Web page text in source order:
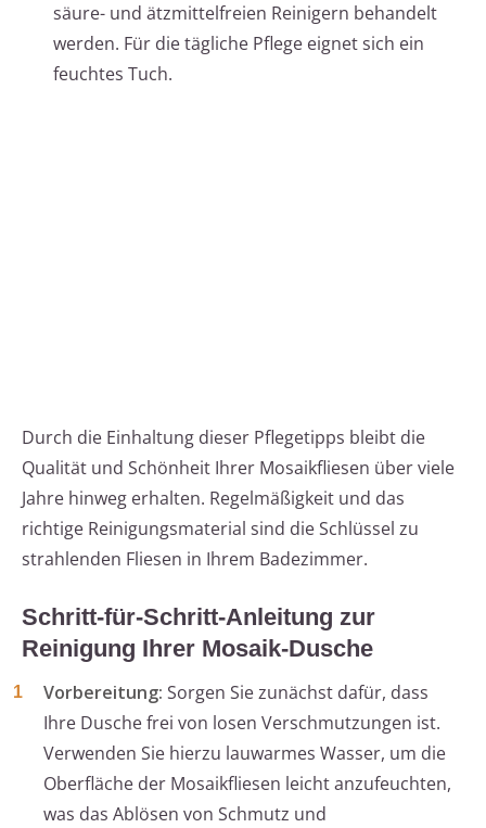
säure- und ätzmittelfreien Reinigern behandelt
werden. Für die tägliche Pflege eignet sich ein
feuchtes Tuch.
Durch die Einhaltung dieser Pflegetipps bleibt die
Qualität und Schönheit Ihrer Mosaikfliesen über viele
Jahre hinweg erhalten. Regelmäßigkeit und das
richtige Reinigungsmaterial sind die Schlüssel zu
strahlenden Fliesen in Ihrem Badezimmer.
Schritt-für-Schritt-Anleitung zur
Reinigung Ihrer Mosaik-Dusche
Vorbereitung: Sorgen Sie zunächst dafür, dass
Ihre Dusche frei von losen Verschmutzungen ist.
Verwenden Sie hierzu lauwarmes Wasser, um die
Oberfläche der Mosaikfliesen leicht anzufeuchten,
was das Ablösen von Schmutz und